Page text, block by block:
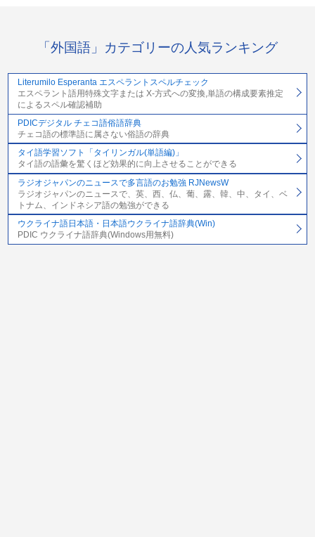
「外国語」カテゴリーの人気ランキング
Literumilo Esperanta エスペラントスペルチェック
エスペラント語用特殊文字または X-方式への変換,単語の構成要素推定
によるスペル確認補助
PDICデジタル チェコ語俗語辞典
チェコ語の標準語に属さない俗語の辞典
タイ語学習ソフト「タイリンガル(単語編)」
タイ語の語彙を驚くほど効果的に向上させることができる
ラジオジャパンのニュースで多言語のお勉強 RJNewsW
ラジオジャパンのニュースで、英、西、仏、葡、露、韓、中、タイ、ベ
トナム、インドネシア語の勉強ができる
ウクライナ語日本語・日本語ウクライナ語辞典(Win)
PDIC ウクライナ語辞典(Windows用無料)